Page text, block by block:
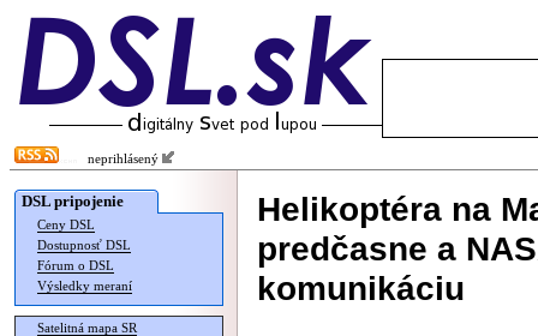
neprihlásený
DSL pripojenie
Ceny DSL
Dostupnosť DSL
Fórum o DSL
Výsledky meraní
Satelitná mapa SR
Helikoptéra na
predčasne a
komunikáciu